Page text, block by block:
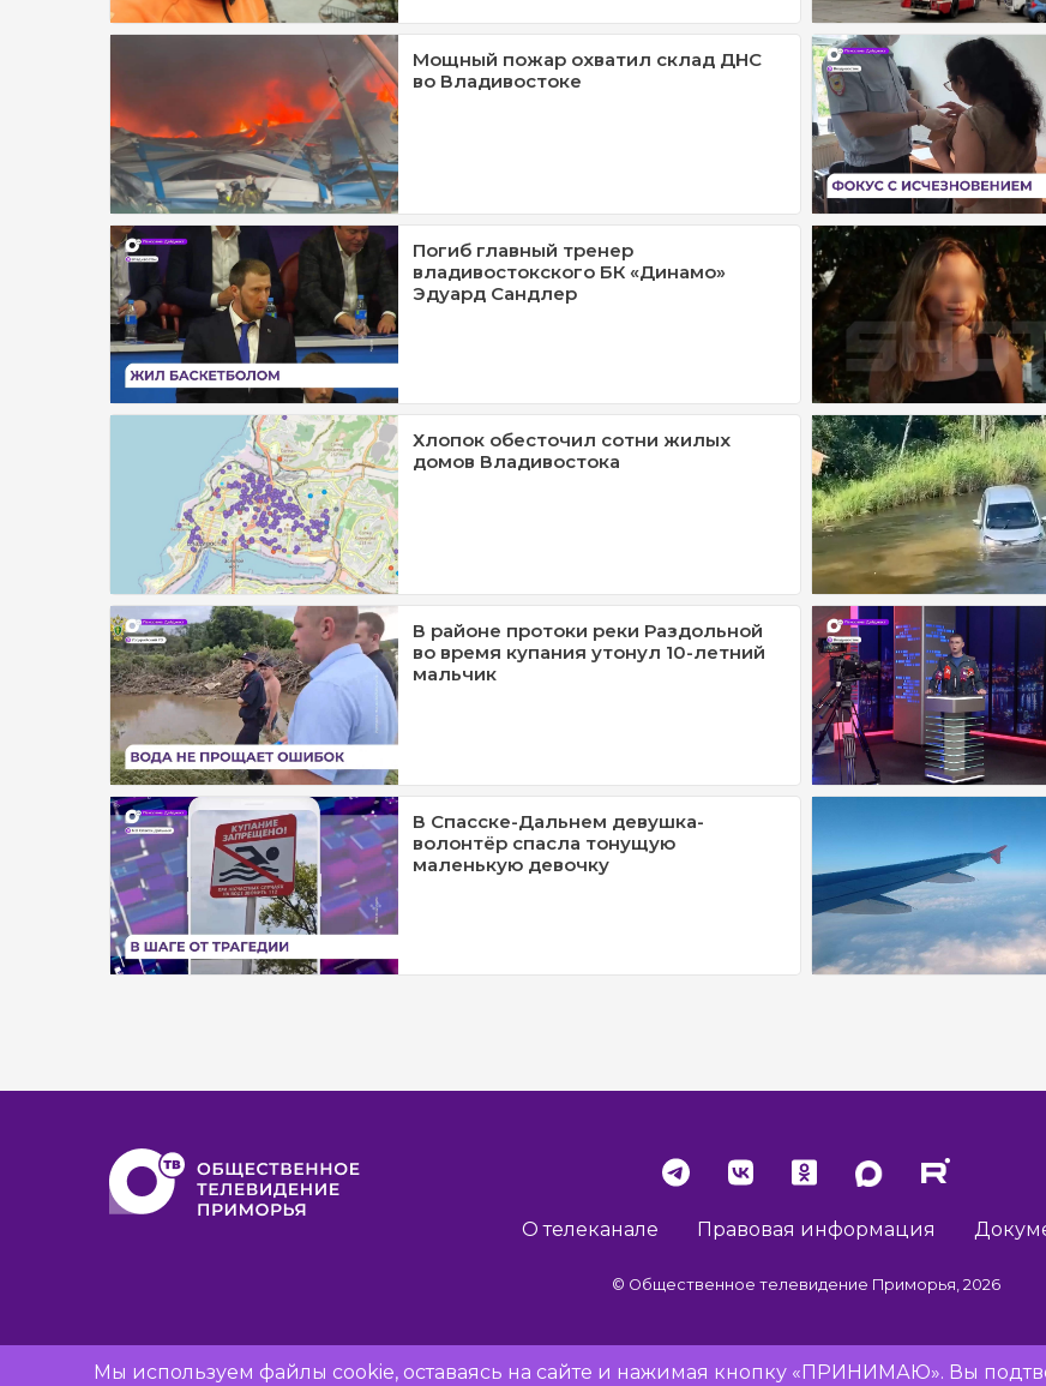
Мощный пожар охватил склад ДНС
во Владивостоке
Погиб главный тренер
владивостокского БК «Динамо»
Эдуард Сандлер
Хлопок обесточил сотни жилых
домов Владивостока
В районе протоки реки Раздольной
во время купания утонул 10-летний
мальчик
В Спасске-Дальнем девушка-
волонтёр спасла тонущую
маленькую девочку
О телеканале Правовая информация
© Общественное телевидение Приморья, 2026
Разработка сайта - Vladweb
Мы используем файлы cookie, оставаясь на сайте и нажимая кнопку «ПРИНИМАЮ». Вы